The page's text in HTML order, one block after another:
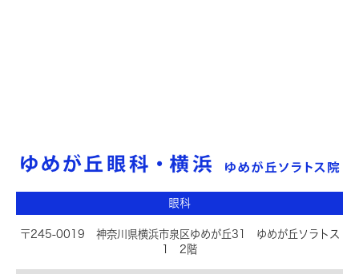
眼科
〒245-0019
神奈川県横浜市泉区ゆめが丘31 ゆめが丘ソラトス
1 2階